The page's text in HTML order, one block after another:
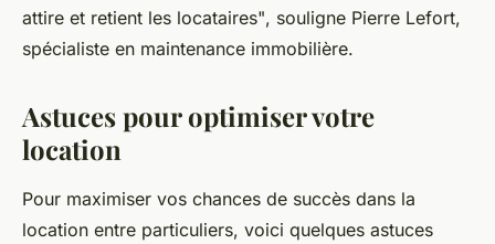
attire et retient les locataires", souligne Pierre Lefort,
spécialiste en maintenance immobilière.
Astuces pour optimiser votre
location
Pour maximiser vos chances de succès dans la
location entre particuliers, voici quelques astuces